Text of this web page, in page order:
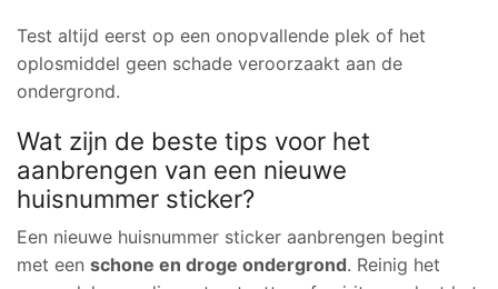
Test altijd eerst op een onopvallende plek of het
oplosmiddel geen schade veroorzaakt aan de
ondergrond.
Wat zijn de beste tips voor het
aanbrengen van een nieuwe
huisnummer sticker?
Een nieuwe huisnummer sticker aanbrengen begint
met een schone en droge ondergrond. Reinig het